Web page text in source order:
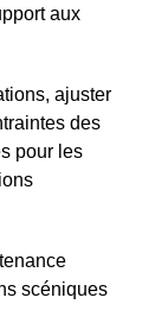
aux
ajuster
des
pour les
scéniques